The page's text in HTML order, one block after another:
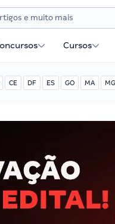
Cursos
CE DF ES GO MA MG